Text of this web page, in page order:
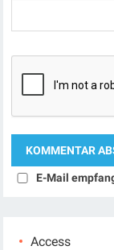
E-Mail
Access